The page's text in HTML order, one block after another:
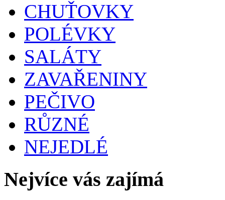
CHUŤOVKY
POLÉVKY
SALÁTY
ZAVAŘENINY
PEČIVO
RŮZNÉ
NEJEDLÉ
Nejvíce vás zajímá